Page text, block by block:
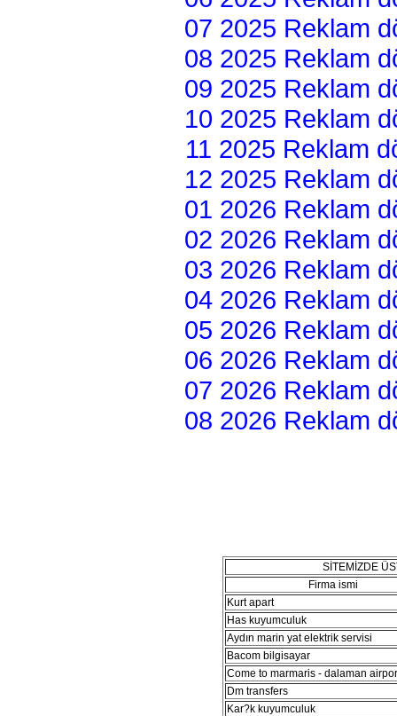
07 2025 Reklam
08 2025 Reklam
09 2025 Reklam
10 2025 Reklam
11 2025 Reklam
12 2025 Reklam
01 2026 Reklam
02 2026 Reklam
03 2026 Reklam
04 2026 Reklam
05 2026 Reklam
06 2026 Reklam
07 2026 Reklam
08 2026 Reklam
SİTEMİZDE
Firma ismi
Kurt apart
Has kuyumculuk
Aydın marin yat elektrik servisi
Bacom bilgisayar
Come to marmaris - dalaman
Dm transfers
Kar?k kuyumculuk